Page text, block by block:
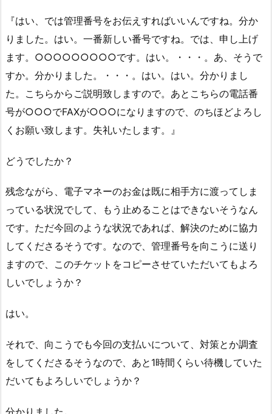
『はい、では管理番号をお伝えすればいいんですね。分か
りました。はい。一番新しい番号ですね。では、申し上げ
ます。○○○○○○○○○です。はい。・・・。あ、そうで
すか。分かりました。・・・。はい。はい。分かりまし
た。こちらからご説明致しますので。あとこちらの電話番
号が○○○でFAXが○○○になりますので、のちほどよろし
くお願い致します。失礼いたします。』
どうでしたか？
残念ながら、電子マネーのお金は既に相手方に渡ってしま
っている状況でして、もう止めることはできないそうなん
です。ただ今回のような状況であれば、解決のために協力
してくださるそうです。なので、管理番号を向こうに送り
ますので、このチケットをコピーさせていただいてもよろ
しいでしょうか？
はい。
それで、向こうでも今回の支払いについて、対策とか調査
をしてくださるそうなので、あと1時間くらい待機していた
だいてもよろしいでしょうか？
分かりました。